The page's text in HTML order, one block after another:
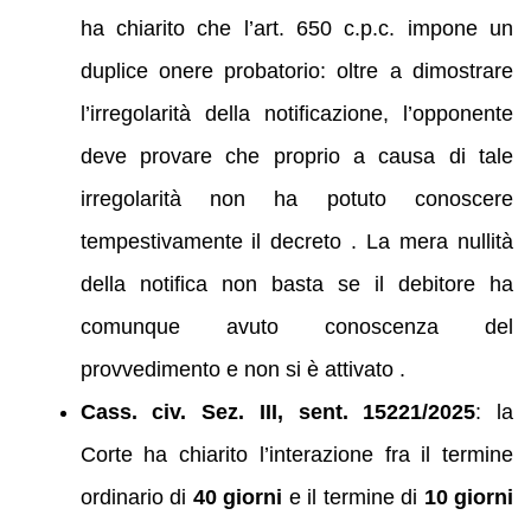
ha chiarito che l’art. 650 c.p.c. impone un
duplice onere probatorio: oltre a dimostrare
l’irregolarità della notificazione, l’opponente
deve provare che proprio a causa di tale
irregolarità non ha potuto conoscere
tempestivamente il decreto . La mera nullità
della notifica non basta se il debitore ha
comunque avuto conoscenza del
provvedimento e non si è attivato .
Cass. civ. Sez. III, sent. 15221/2025: la
Corte ha chiarito l’interazione fra il termine
ordinario di 40 giorni e il termine di 10 giorni